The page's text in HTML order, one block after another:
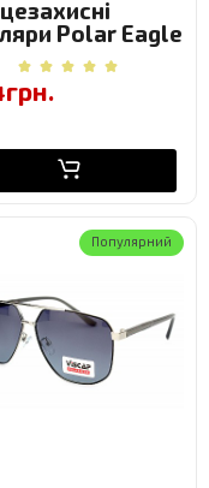
Polar Eagle
c5 Металева
Популярний